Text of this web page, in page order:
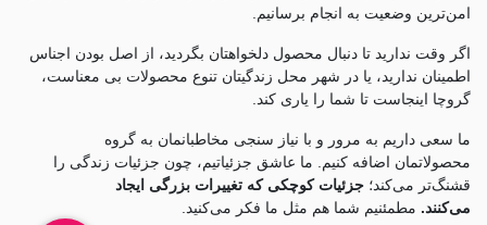
امن‌ترین وضعیت به انجام برسانیم.
اگر وقت ندارید تا دنبال محصول دلخواهتان بگردید، از اصل بودن اجناس
اطمینان ندارید، یا در شهر محل زندگیتان تنوع محصولات بی معناست،
گروچا اینجاست تا شما را یاری کند.
ما سعی داریم به مرور و با نیاز سنجی مخاطبانمان به گروه
محصولاتمان اضافه کنیم. ما عاشق جزئياتیم، چون جزئيات زندگی را
قشنگ‌تر می‌کند؛ جزئیات کوچکی که تغییرات بزرگی ایجاد
می‌کنند. مطمئنیم شما هم مثل ما فکر می‌کنید.